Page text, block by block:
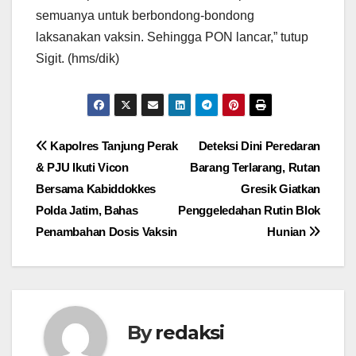
semuanya untuk berbondong-bondong
laksanakan vaksin. Sehingga PON lancar,” tutup
Sigit. (hms/dik)
Navigasi
pos
Deteksi Dini Peredaran
Barang Terlarang, Rutan
Gresik Giatkan
Penggeledahan Rutin Blok
Hunian
Kapolres Tanjung Perak
& PJU Ikuti Vicon
Bersama Kabiddokkes
Polda Jatim, Bahas
Penambahan Dosis Vaksin
Byredaksi